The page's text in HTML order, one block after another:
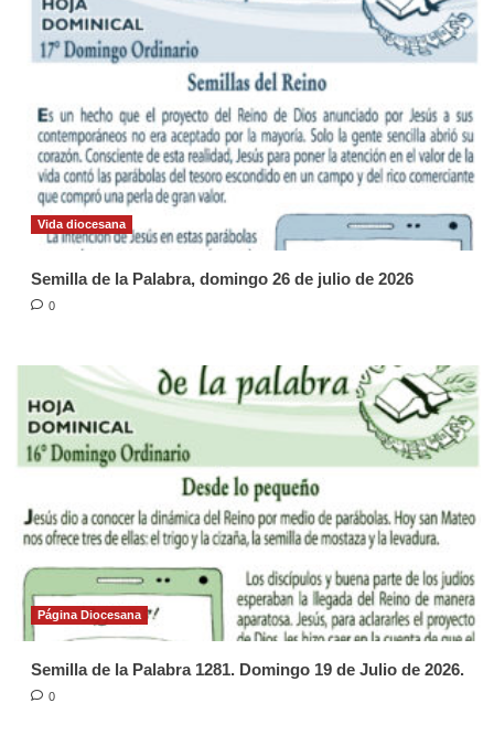
Vida diocesana
Semilla de la Palabra, domingo 26 de julio de 2026
0
Página Diocesana
Semilla de la Palabra 1281. Domingo 19 de Julio de 2026.
0